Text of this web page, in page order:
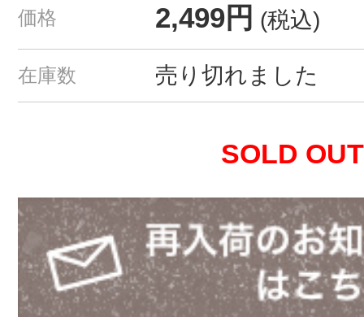
価格 2,499円 (税込)
在庫数 売り切れました
SOLD OUT